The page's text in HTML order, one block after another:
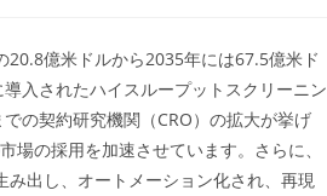
億米ドルから2035年には67.5億米ド
入されたハイスループットスクリーニン
の契約研究機関（CRO）の拡大が挙げ
の採用を加速させています。さらに、
出し、オートメーション化され、再現